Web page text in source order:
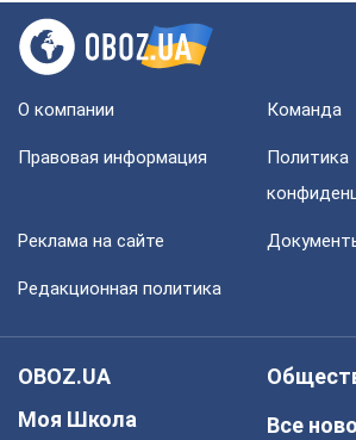
О компании Команда
Правовая информация
Политика
Реклама на сайте
Редакционная политика
OBOZ.UA
Моя Школа
Все